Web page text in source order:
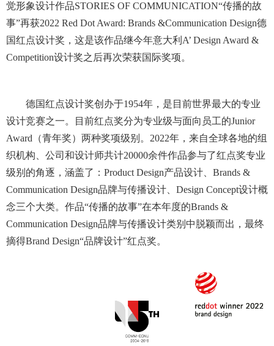
觉形象设计作品STORIES OF COMMUNICATION“传播的故
事”再获2022 Red Dot Award: Brands &Communication Design德
国红点设计奖，这是该作品继今年意大利A’ Design Award &
Competition设计奖之后再次荣获国际奖项。
德国红点设计奖创办于1954年，是目前世界最大的专业
设计竞赛之一。目前红点奖分为专业级与面向员工的Junior
Award（青年奖）两种奖项级别。2022年，来自全球各地的组
织机构、公司和设计师共计20000余件作品参与了红点奖专业
级别的角逐，涵盖了：Product Design产品设计、Brands &
Communication Design品牌与传播设计、Design Concept设计概
念三个大类。作品“传播的故事”在本年度的Brands &
Communication Design品牌与传播设计类别中脱颖而出，最终
摘得Brand Design“品牌设计”红点奖。